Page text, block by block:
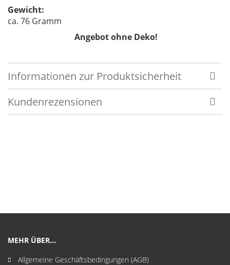
Gewicht:
ca. 76 Gramm
Angebot ohne Deko!
Informationen zur Produktsicherheit
Kundenrezensionen
MEHR ÜBER...
Allgemeine Geschäftsbedingungen (AGB)